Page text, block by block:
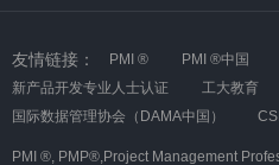
友情链接： PMI ® PMI ®中国
新产品开发专业人士认证
工大教育
国际数据管理协会（DAMA中国）
PMI ®, PMP®,Project Management